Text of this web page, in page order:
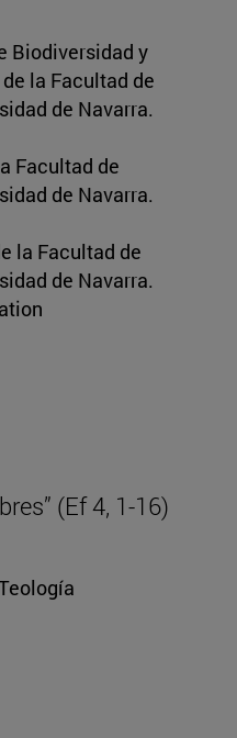
Biodiversidad y
la Facultad de
de Navarra.
Facultad de
de Navarra.
la Facultad de
de Navarra.
(Ef 4, 1-16)